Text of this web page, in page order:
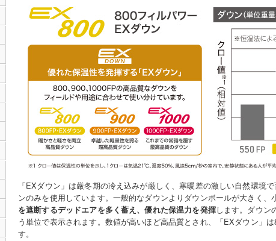
「EXダウン」は厳冬期の冷え込みが厳しく、寒暖差の激しい自然環境
ンのみを使用しています。一般的なダウンよりダウンボールが大きく、
を遮断するデッドエアを多く蓄え、優れた保温力を発揮します。ダウン
う単位で表示されます。数値が高いほど高品質とされ、「EXダウン」
す。